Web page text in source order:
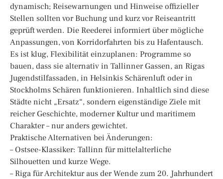
dynamisch; Reisewarnungen und Hinweise offizieller
Stellen sollten vor Buchung und kurz vor Reiseantritt
geprüft werden. Die Reederei informiert über mögliche
Anpassungen, von Korridorfahrten bis zu Hafentausch.
Es ist klug, Flexibilität einzuplanen: Programme so
bauen, dass sie alternativ in Tallinner Gassen, an Rigas
Jugendstilfassaden, in Helsinkis Schärenluft oder in
Stockholms Schären funktionieren. Inhaltlich sind diese
Städte nicht „Ersatz“, sondern eigenständige Ziele mit
reicher Geschichte, moderner Kultur und maritimem
Charakter – nur anders gewichtet.
Praktische Alternativen bei Änderungen:
– Ostsee-Klassiker: Tallinn für mittelalterliche
Silhouetten und kurze Wege.
– Riga für Architektur aus der Wende zum 20. Jahrhundert